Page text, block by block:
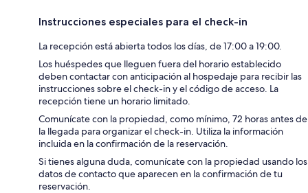
Instrucciones especiales para el check-in
La recepción está abierta todos los días, de 17:00 a 19:00.
Los huéspedes que lleguen fuera del horario establecido
deben contactar con anticipación al hospedaje para recibir las
instrucciones sobre el check-in y el código de acceso. La
recepción tiene un horario limitado.
Comunícate con la propiedad, como mínimo, 72 horas antes de
la llegada para organizar el check-in. Utiliza la información
incluida en la confirmación de la reservación.
Si tienes alguna duda, comunícate con la propiedad usando los
datos de contacto que aparecen en la confirmación de tu
reservación.